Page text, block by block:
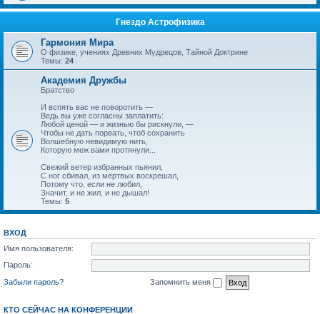
Гнездо Астрофизика
Гармония Мира
О физике, учениях Древних Мудрецов, Тайной Доктрине
Темы: 24
Академия Дружбы
Братство
И вспять вас не поворотить —
Ведь вы уже согласны заплатить:
Любой ценой — и жизнью бы рискнули, —
Чтобы не дать порвать, чтоб сохранить
Волшебную невидимую нить,
Которую меж вами протянули...
Свежий ветер избранных пьянил,
С ног сбивал, из мёртвых воскрешал,
Потому что, если не любил,
Значит, и не жил, и не дышал!
Темы: 5
ВХОД
Имя пользователя:
Пароль:
Забыли пароль?
Запомнить меня
КТО СЕЙЧАС НА КОНФЕРЕНЦИИ